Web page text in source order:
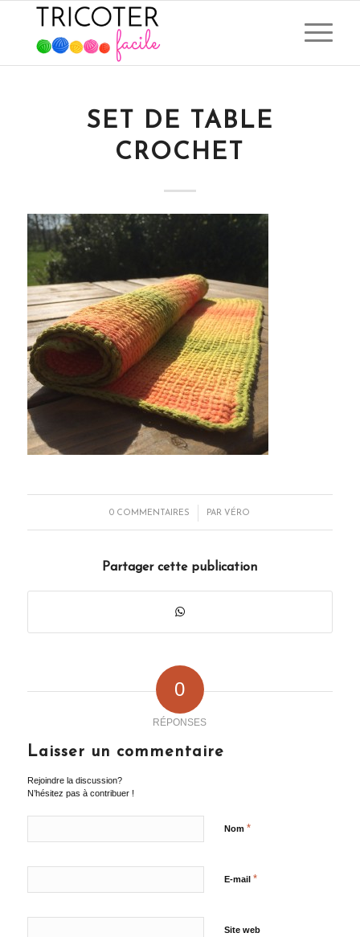
SET DE TABLE
CROCHET
0 COMMENTAIRES
/ PAR VÉRO
Partager cette publication
0
RÉPONSES
Laisser un commentaire
Rejoindre la discussion?
N’hésitez pas à contribuer !
Nom *
E-mail *
Site web